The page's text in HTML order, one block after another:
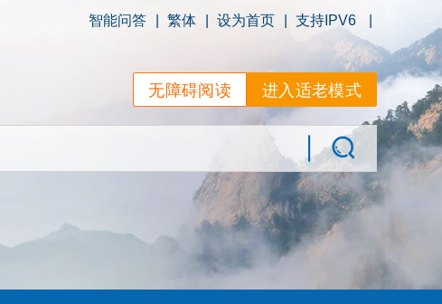
智能问答 繁体 设为首页 支持IPV6
进入适老模式
无障碍阅读